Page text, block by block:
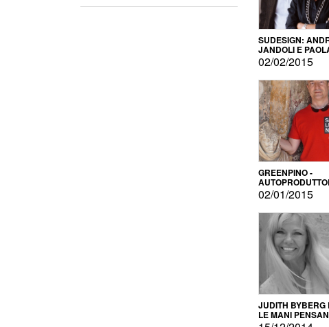
SUDESIGN:
JANDOLI E
PISAPIA
02/02/2015
GREENPINO -
PER AMORE
02/01/2015
JUDITH BYBERG
LE MANI